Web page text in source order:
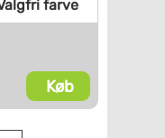
farve
Køb